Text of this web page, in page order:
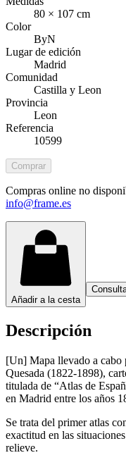
80 × 107 cm
Color
ByN
Lugar de edición
Madrid
Comunidad
Castilla y Leon
Provincia
Leon
Referencia
10599
Comprar
Compras online no
info@frame.es
Añadir a la cesta
Descripción
[Un] Mapa llevado a cabo
Quesada (1822-1898),
titulada de “Atlas de
en Madrid entre los años
Se trata del primer atlas
exactitud en las
relieve.